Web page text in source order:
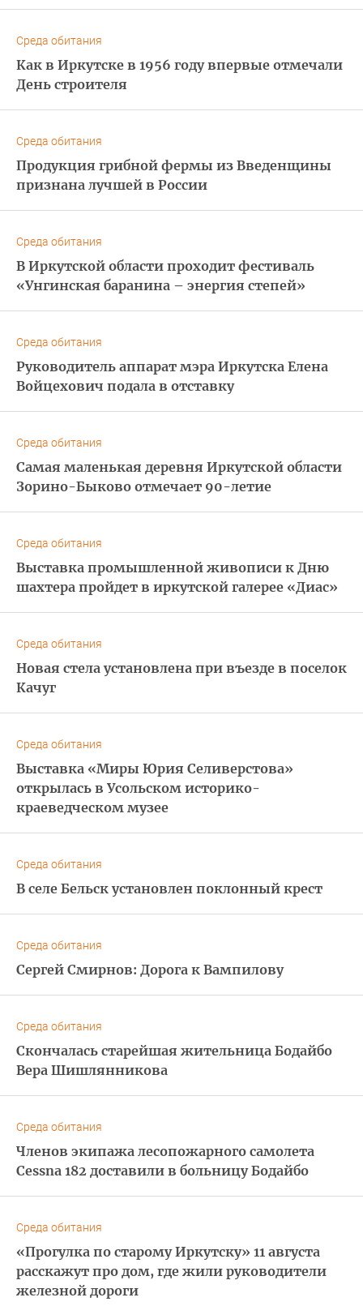
Среда обитания
Как в Иркутске в 1956 году впервые отмечали
День строителя
Среда обитания
Продукция грибной фермы из Введенщины
признана лучшей в России
Среда обитания
В Иркутской области проходит фестиваль
«Унгинская баранина – энергия степей»
Среда обитания
Руководитель аппарат мэра Иркутска Елена
Войцехович подала в отставку
Среда обитания
Самая маленькая деревня Иркутской области
Зорино-Быково отмечает 90-летие
Среда обитания
Выставка промышленной живописи к Дню
шахтера пройдет в иркутской галерее «Диас»
Среда обитания
Новая стела установлена при въезде в поселок
Качуг
Среда обитания
Выставка «Миры Юрия Селиверстова»
открылась в Усольском историко-
краеведческом музее
Среда обитания
В селе Бельск установлен поклонный крест
Среда обитания
Сергей Смирнов: Дорога к Вампилову
Среда обитания
Скончалась старейшая жительница Бодайбо
Вера Шишлянникова
Среда обитания
Членов экипажа лесопожарного самолета
Cessna 182 доставили в больницу Бодайбо
Среда обитания
«Прогулка по старому Иркутску» 11 августа
расскажут про дом, где жили руководители
железной дороги